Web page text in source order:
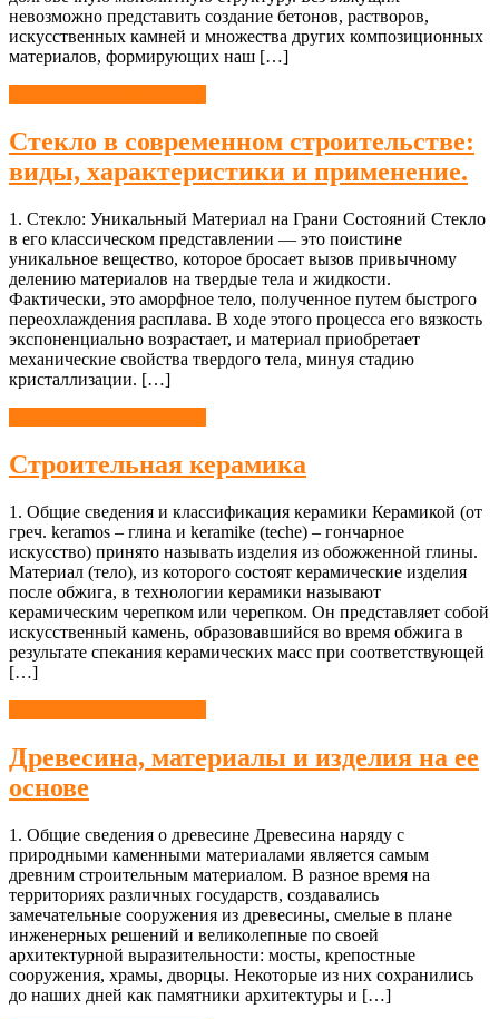
невозможно представить создание бетонов, растворов,
искусственных камней и множества других композиционных
материалов, формирующих наш […]
Стекло в современном строительстве:
виды, характеристики и применение.
1. Стекло: Уникальный Материал на Грани Состояний Стекло
в его классическом представлении — это поистине
уникальное вещество, которое бросает вызов привычному
делению материалов на твердые тела и жидкости.
Фактически, это аморфное тело, полученное путем быстрого
переохлаждения расплава. В ходе этого процесса его вязкость
экспоненциально возрастает, и материал приобретает
механические свойства твердого тела, минуя стадию
кристаллизации. […]
Строительная керамика
1. Общие сведения и классификация керамики Керамикой (от
греч. keramos – глина и keramike (teche) – гончарное
искусство) принято называть изделия из обожженной глины.
Материал (тело), из которого состоят керамические изделия
после обжига, в технологии керамики называют
керамическим черепком или черепком. Он представляет собой
искусственный камень, образовавшийся во время обжига в
результате спекания керамических масс при соответствующей
[…]
Древесина, материалы и изделия на ее
основе
1. Общие сведения о древесине Древесина наряду с
природными каменными материалами является самым
древним строительным материалом. В разное время на
территориях различных государств, создавались
замечательные сооружения из древесины, смелые в плане
инженерных решений и великолепные по своей
архитектурной выразительности: мосты, крепостные
сооружения, храмы, дворцы. Некоторые из них сохранились
до наших дней как памятники архитектуры и […]